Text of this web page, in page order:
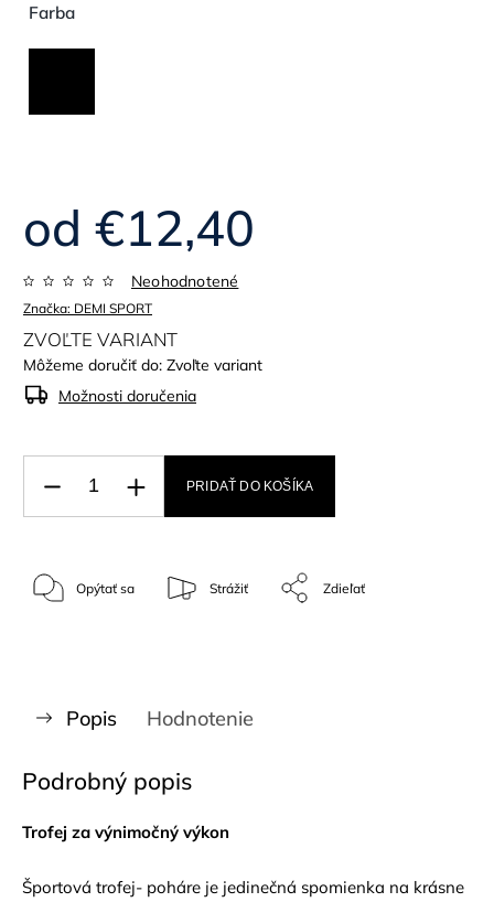
Farba
Značka: DEMI SPORT
Neohodnotené
od €12,40
ZVOĽTE VARIANT
Môžeme doručiť do: Zvoľte variant
Možnosti doručenia
PRIDAŤ DO KOŠÍKA
Opýtať sa Strážiť Zdieľať
Popis Hodnotenie
Podrobný popis
Trofej za výnimočný výkon
Športová trofej- poháre je jedinečná spomienka na krásne